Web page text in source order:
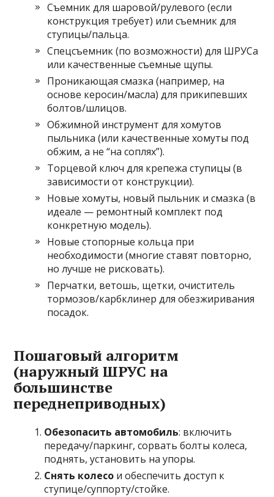
Съемник для шаровой/рулевого (если
конструкция требует) или съемник для
ступицы/пальца.
Спецсъемник (по возможности) для ШРУСа
или качественные съемные щупы.
Проникающая смазка (например, на
основе керосин/масла) для прикипевших
болтов/шлицов.
Обжимной инструмент для хомутов
пыльника (или качественные хомуты под
обжим, а не “на соплях”).
Торцевой ключ для крепежа ступицы (в
зависимости от конструкции).
Новые хомуты, новый пыльник и смазка (в
идеале — ремонтный комплект под
конкретную модель).
Новые стопорные кольца при
необходимости (многие ставят повторно,
но лучше не рисковать).
Перчатки, ветошь, щетки, очиститель
тормозов/карбклинер для обезжиривания
посадок.
Пошаговый алгоритм
(наружный ШРУС на
большинстве
переднеприводных)
Обезопасить автомобиль: включить
передачу/паркинг, сорвать болты колеса,
поднять, установить на упоры.
Снять колесо и обеспечить доступ к
ступице/суппорту/стойке.